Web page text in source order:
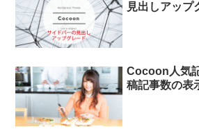
見出しアップ
Cocoon人気
稿記事数の表